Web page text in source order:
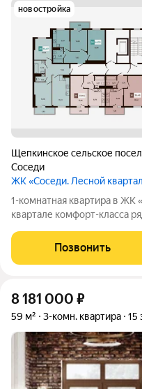
новостройка
Щепкинское сельское
Соседи
ЖК «Соседи. Лесной
1-комнатная квартира в ЖК «Соседи» квартира
квартале комфорт-класса
жилую среду, современную
благоустройство для
Позвонить
8 181 000 ₽
59 м² 3-комн. квартира 15